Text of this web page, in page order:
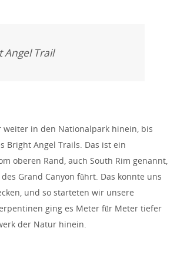
Angel Trail
weiter in den Nationalpark hinein, bis
Bright Angel Trails. Das ist ein
oberen Rand, auch South Rim genannt,
Grand Canyon führt. Das konnte uns
und so starteten wir unsere
ging es Meter für Meter tiefer
der Natur hinein.